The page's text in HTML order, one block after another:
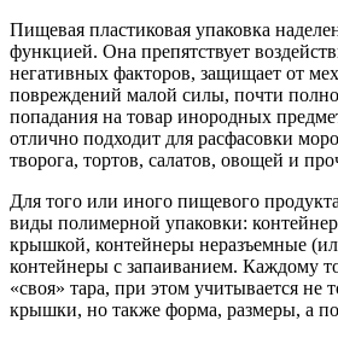
Пищевая пластиковая упаковка
функцией. Она препятствует
негативных факторов, защищает от
повреждений малой силы, почти
попадания на товар инородных
отлично подходит для расфасовки
творога, тортов, салатов, овощей и
Для того или иного пищевого
виды полимерной упаковки:
крышкой, контейнеры неразъемные
контейнеры с запаиванием. Каждому
«своя» тара, при этом учитывается не
крышки, но также форма, размеры, а